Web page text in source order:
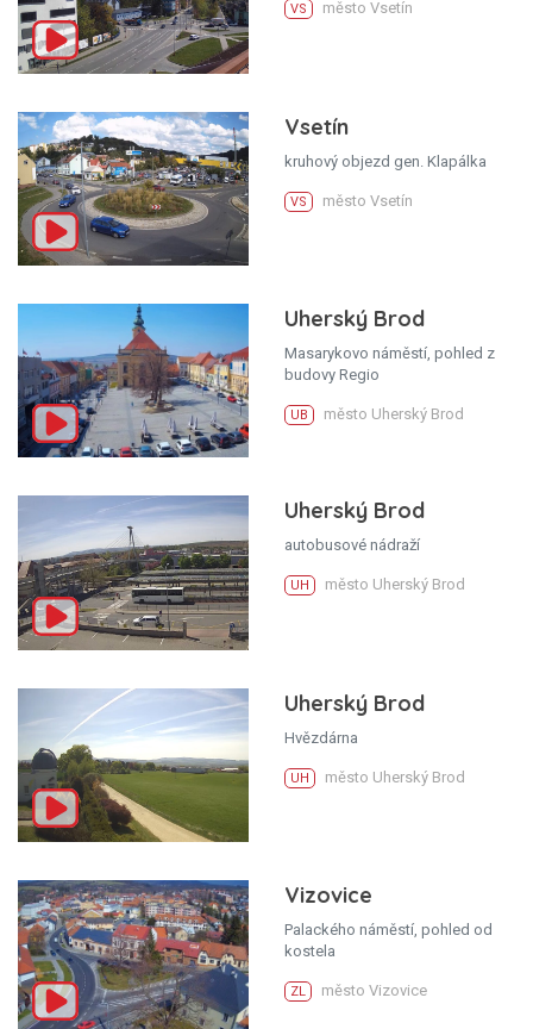
VS město Vsetín
Vsetín
kruhový objezd gen. Klapálka
VS město Vsetín
Uherský Brod
Masarykovo náměstí, pohled z
budovy Regio
UB město Uherský Brod
Uherský Brod
autobusové nádraží
UH město Uherský Brod
Uherský Brod
Hvězdárna
UH město Uherský Brod
Vizovice
Palackého náměstí, pohled od
kostela
ZL město Vizovice